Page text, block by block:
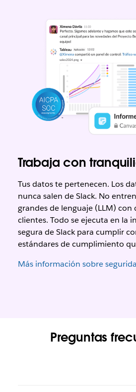
Trabaja con
Tus datos te pertenecen. Los
nunca salen de Slack. No
grandes de lenguaje (LLM) con
clientes. Todo se ejecuta en la
segura de Slack para cumplir
estándares de cumplimiento
Más información sobre
Preguntas